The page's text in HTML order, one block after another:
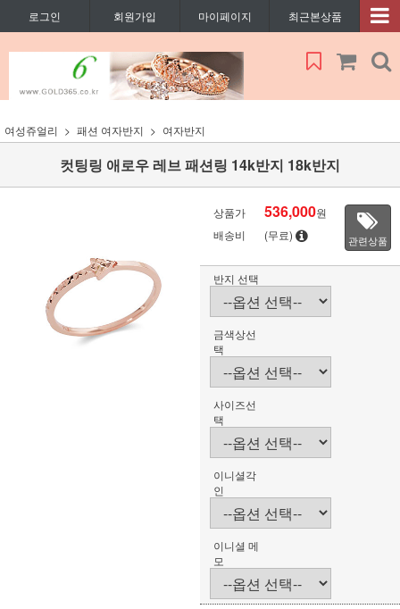
로그인 회원가입 마이페이지 최근본상품
여성쥬얼리 패션 여자반지 여자반지
컷팅링 애로우 레브 패션링 14k반지 18k반지
상품가 536,000원
배송비
(무료) 관련상품
반지 선택
금색상선
택
사이즈선
택
이니셜각
인
이니셜 메
모